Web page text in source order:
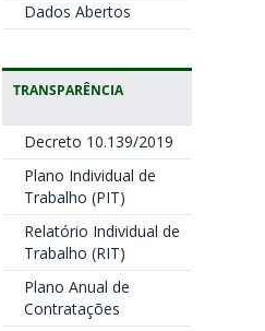
Dados Abertos
TRANSPARÊNCIA
Decreto 10.139/2019
Plano Individual de
Trabalho (PIT)
Relatório Individual de
Trabalho (RIT)
Plano Anual de
Contratações